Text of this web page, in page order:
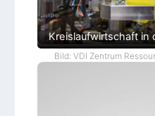
Kreislaufwirtschaft in
Bild: VDI Zentrum